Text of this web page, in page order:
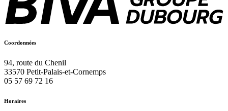
Coordonnées
94, route du Chenil
33570 Petit-Palais-et-Cornemps
05 57 69 72 16
Horaires